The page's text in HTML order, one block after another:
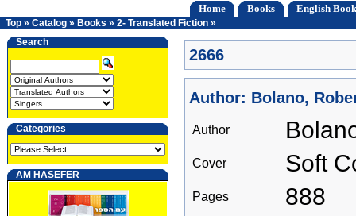
Home Books English
Top » Catalog » Books » 2- Translated Fiction »
Search
Categories
AM HASEFER
2666
Author: Bolano,
Author
Cover Soft
Pages 888